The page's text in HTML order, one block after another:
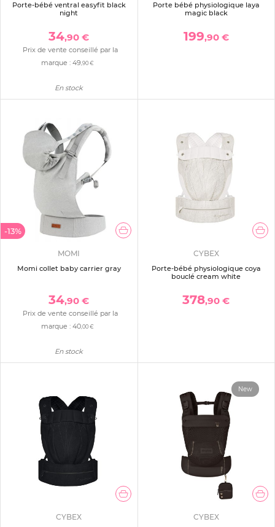
Porte-bébé ventral easyfit black
night
34,90 €
Prix de vente conseillé par la
marque :49,90 €
En stock
Porte bébé physiologique laya
magic black
199,90 €
-13%
MOMI
Momi collet baby carrier gray
34,90 €
Prix de vente conseillé par la
marque :40 ,00 €
En stock
CYBEX
Porte-bébé physiologique coya
bouclé cream white
378,90 €
CYBEX
New
CYBEX